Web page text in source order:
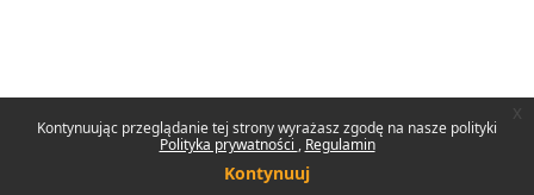
Kontynuując przeglądanie tej strony wyrażasz zgodę na nasze polityki
Polityka prywatności
Regulamin
Kontynuuj